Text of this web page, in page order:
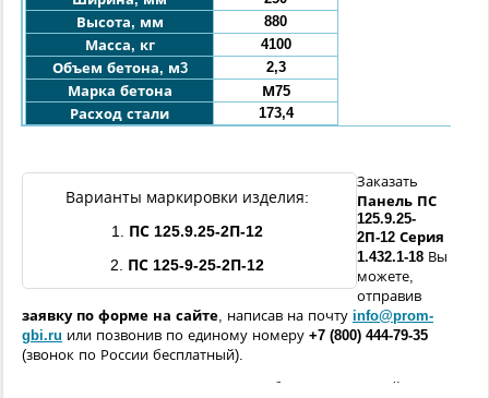
Высота, мм
880
Масса, кг
4100
Объем бетона, м3
2,3
Марка бетона
М75
Расход стали
173,4
Варианты маркировки изделия:
1. ПС 125.9.25-2П-12
2.
ПС 125-9-25-2П-12
Заказать
Панель ПС
125.9.25-
2П-12 Серия
1.432.1-18 Вы
можете,
отправив
заявку по форме на сайте, написав на почту info@prom-
gbi.ru или позвонив по единому номеру +7 (800) 444-79-35
(звонок по России бесплатный).
Возможно изготовление железобетонных изделий